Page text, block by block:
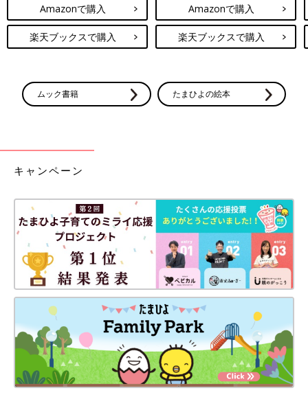
SALON（注目サロン）を2年で連続受賞しているヘアサロン
「MAUNA」マネージャー。美容師歴20年。日々、お客様が話し
やすく、心地よい時間を過ごせるように心がけて仕事をしてい
Amazonで購入
楽天ブックスで購入
Amazonで購入
楽天ブックスで購入
ムック書籍 たまひよの絵本
キャンペーン